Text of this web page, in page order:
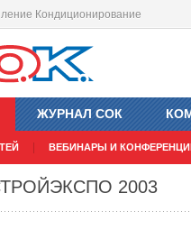
Кондиционирование
ВЕБИНАРЫ И
ЖУРНАЛ СОК
2003